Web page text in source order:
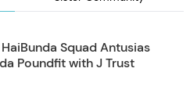
Squad Antusias
Poundfit with J Trust